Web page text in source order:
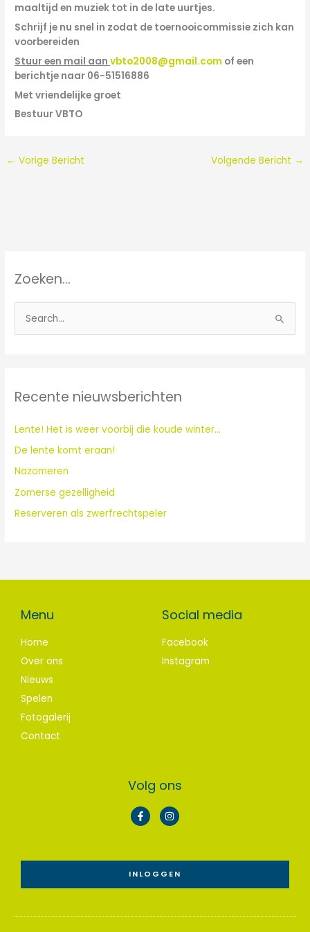
maaltijd en muziek tot in de late uurtjes.
Schrijf je nu snel in zodat de toernooicommissie zich kan
voorbereiden
Stuur een mail aanvbto2008@gmail.com of een
berichtje naar 06-51516886
Met vriendelijke groet
Bestuur VBTO
← Vorige Bericht Volgende Bericht →
Zoeken…
n
a
r
:
Recente nieuwsberichten
Lente! Het is weer voorbij die koude winter…
De lente komt eraan!
Nazomeren
Zomerse gezelligheid
Reserveren als zwerfrechtspeler
Menu
Home
Over ons
Nieuws
Spelen
Fotogalerij
Contact
Social media
Facebook
Instagram
Volg ons
F
a
c
o
o
k
-
I
n
s
g
r
a
m
INLOGGEN